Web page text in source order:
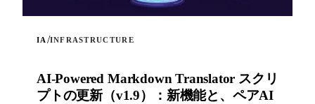
IA /INFRASTRUCTURE
AI-Powered Markdown Translator スクリ
プトの更新（v1.9）：新機能と、ペアAI